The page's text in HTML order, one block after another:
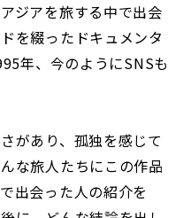
ジアを旅する中で出会
を綴ったドキュメンタ
年、今のようにSNSも
があり、孤独を感じて
な旅人たちにこの作品
出会った人の紹介を